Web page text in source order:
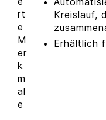
rt
e
M
er
k
m
al
e
Kreislauf,
Erhältlich